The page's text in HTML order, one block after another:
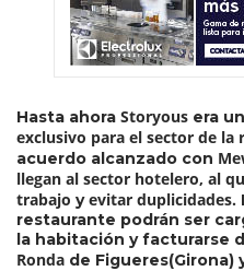
Hasta ahora Storyous era
exclusivo para el sector de la
acuerdo alcanzado con
llegan al sector hotelero, al
trabajo yevitar duplicidades.
restaurante podrán ser
la habitación y facturarse
Ronda de